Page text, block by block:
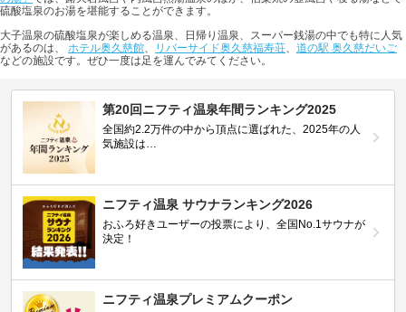
硫酸塩泉のお湯を堪能することができます。
大子温泉の硫酸塩泉が楽しめる温泉、日帰り温泉、スーパー銭湯の中でも特に人気
があるのは、 ホテル奥久慈館、 リバーサイド奥久慈福寿荘、 道の駅 奥久慈だいご
などの施設です。ぜひ一度は足を運んでみてください。
第20回ニフティ温泉年間ランキング2025
全国約2.2万件の中から頂点に選ばれた、2025年の人
気施設は…
ニフティ温泉 サウナランキング2026
おふろ好きユーザーの投票により、全国No.1サウナが
決定！
ニフティ温泉プレミアムクーポン